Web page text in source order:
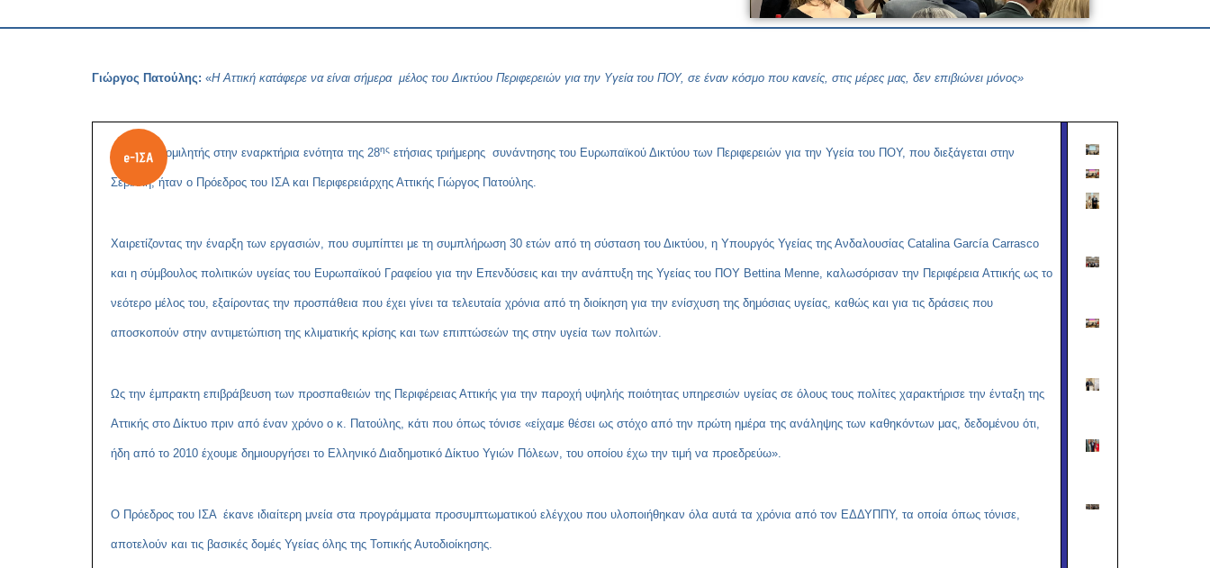
Γιώργος Πατούλης: «Η Αττική κατάφερε να είναι σήμερα μέλος του Δικτύου Περιφερειών για την Υγεία του ΠΟΥ, σε έναν κόσμο που κανείς, στις μέρες μας, δεν επιβιώνει μόνος»
Κεντρικός ομιλητής στην εναρκτήρια ενότητα της 28ης ετήσιας τριήμερης συνάντησης του Ευρωπαϊκού Δικτύου των Περιφερειών για την Υγεία του ΠΟΥ, που διεξάγεται στην
Σεβίλλη, ήταν ο Πρόεδρος του ΙΣΑ και Περιφερειάρχης Αττικής Γιώργος Πατούλης.
Χαιρετίζοντας την έναρξη των εργασιών, που συμπίπτει με τη συμπλήρωση 30 ετών από τη σύσταση του Δικτύου, η Υπουργός Υγείας της Ανδαλουσίας Catalina García Carrasco
και η σύμβουλος πολιτικών υγείας του Ευρωπαϊκού Γραφείου για την Επενδύσεις και την ανάπτυξη της Υγείας του ΠΟΥ Bettina Menne, καλωσόρισαν την Περιφέρεια Αττικής ως το
νεότερο μέλος του, εξαίροντας την προσπάθεια που έχει γίνει τα τελευταία χρόνια από τη διοίκηση για την ενίσχυση της δημόσιας υγείας, καθώς και για τις δράσεις που
αποσκοπούν στην αντιμετώπιση της κλιματικής κρίσης και των επιπτώσεών της στην υγεία των πολιτών.
Ως την έμπρακτη επιβράβευση των προσπαθειών της Περιφέρειας Αττικής για την παροχή υψηλής ποιότητας υπηρεσιών υγείας σε όλους τους πολίτες χαρακτήρισε την ένταξη της
Αττικής στο Δίκτυο πριν από έναν χρόνο ο κ. Πατούλης, κάτι που όπως τόνισε «είχαμε θέσει ως στόχο από την πρώτη ημέρα της ανάληψης των καθηκόντων μας, δεδομένου ότι,
ήδη από το 2010 έχουμε δημιουργήσει το Ελληνικό Διαδημοτικό Δίκτυο Υγιών Πόλεων, του οποίου έχω την τιμή να προεδρεύω».
Ο Πρόεδρος του ΙΣΑ έκανε ιδιαίτερη μνεία στα προγράμματα προσυμπτωματικού ελέγχου που υλοποιήθηκαν όλα αυτά τα χρόνια από τον ΕΔΔΥΠΠΥ, τα οποία όπως τόνισε,
αποτελούν και τις βασικές δομές Υγείας όλης της Τοπικής Αυτοδιοίκησης.